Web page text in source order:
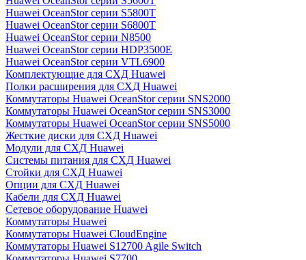
Huawei OceanStor серии S5800T
Huawei OceanStor серии S6800T
Huawei OceanStor серии N8500
Huawei OceanStor серии HDP3500E
Huawei OceanStor серии VTL6900
Комплектующие для СХД Huawei
Полки расширения для СХД Huawei
Коммутаторы Huawei OceanStor серии SNS2000
Коммутаторы Huawei OceanStor серии SNS3000
Коммутаторы Huawei OceanStor серии SNS5000
Жесткие диски для СХД Huawei
Модули для СХД Huawei
Системы питания для СХД Huawei
Стойки для СХД Huawei
Опции для СХД Huawei
Кабели для СХД Huawei
Сетевое оборудование Huawei
Коммутаторы Huawei
Коммутаторы Huawei CloudEngine
Коммутаторы Huawei S12700 Agile Switch